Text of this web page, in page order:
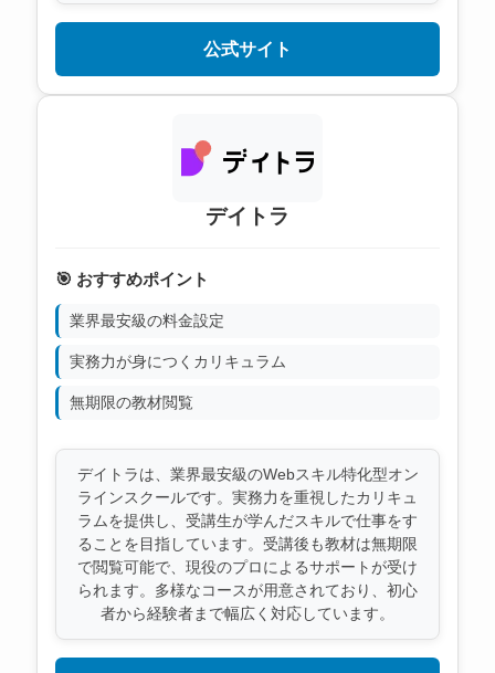
公式サイト
デイトラ
🎯 おすすめポイント
業界最安級の料金設定
実務力が身につくカリキュラム
無期限の教材閲覧
デイトラは、業界最安級のWebスキル特化型オン
ラインスクールです。実務力を重視したカリキュ
ラムを提供し、受講生が学んだスキルで仕事をす
ることを目指しています。受講後も教材は無期限
で閲覧可能で、現役のプロによるサポートが受け
られます。多様なコースが用意されており、初心
者から経験者まで幅広く対応しています。